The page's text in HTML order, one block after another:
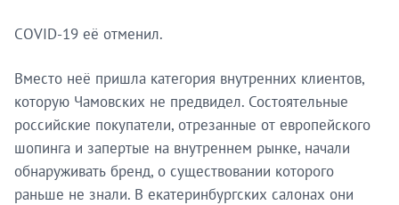
COVID-19 её отменил.
Вместо неё пришла категория внутренних клиентов,
которую Чамовских не предвидел. Состоятельные
российские покупатели, отрезанные от европейского
шопинга и запертые на внутреннем рынке, начали
обнаруживать бренд, о существовании которого
раньше не знали. В екатеринбургских салонах они